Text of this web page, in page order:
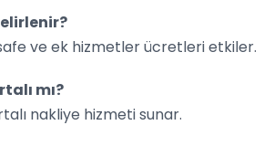
ve ek hizmetler ücretleri etkiler.
mı?
nakliye hizmeti sunar.